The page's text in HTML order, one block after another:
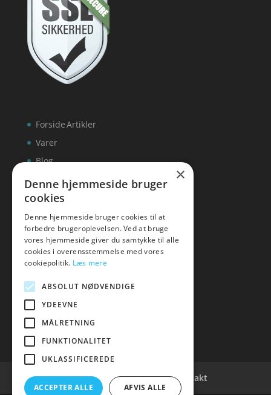
Forside
Varer
Blog
Kontakt
Artikler
hvidevaremagasinet
Tlf: 7876 8672
Mail:
Cookie- og privatlivspolitik Kontakt
×
Denne hjemmeside bruger
cookies
Denne hjemmeside bruger cookies til at
forbedre brugeroplevelsen. Ved at bruge
vores hjemmeside giver du samtykke til alle
cookies i overensstemmelse med vores
cookiepolitik. Læs mere
ABSOLUT NØDVENDIGE
YDEEVNE
MÅLRETNING
FUNKTIONALITET
UKLASSIFICEREDE
ACCEPTER ALLE AFVIS ALLE